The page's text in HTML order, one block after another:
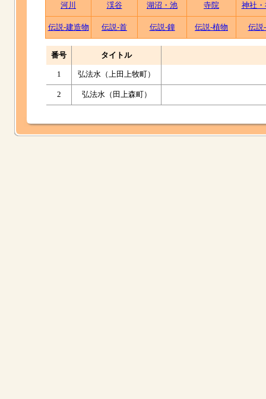
河川 渓谷 湖沼・池 寺院 神社
伝説-建造物 伝説-首 伝説-鐘 伝説-植物 伝説
番号 タイトル
1 弘法水（上田上牧町）
2 弘法水（田上森町）